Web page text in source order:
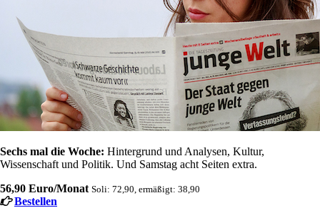
Sechs mal die Woche: Hintergrund und Analysen, Kultur,
Wissenschaft und Politik. Und Samstag acht Seiten extra.
56,90 Euro/Monat Soli: 72,90, ermäßigt: 38,90
Bestellen